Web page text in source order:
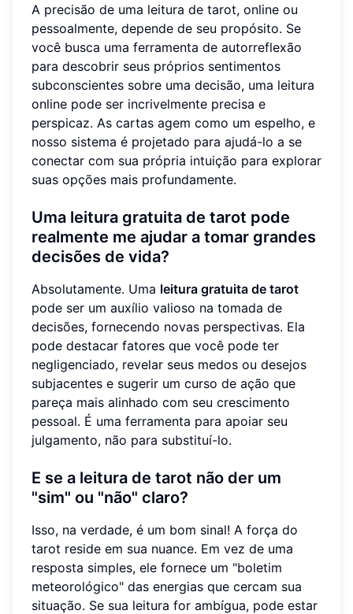
A precisão de uma leitura de tarot, online ou
pessoalmente, depende de seu propósito. Se
você busca uma ferramenta de autorreflexão
para descobrir seus próprios sentimentos
subconscientes sobre uma decisão, uma leitura
online pode ser incrivelmente precisa e
perspicaz. As cartas agem como um espelho, e
nosso sistema é projetado para ajudá-lo a se
conectar com sua própria intuição para explorar
suas opções mais profundamente.
Uma leitura gratuita de tarot pode
realmente me ajudar a tomar grandes
decisões de vida?
Absolutamente. Uma leitura gratuita de tarot
pode ser um auxílio valioso na tomada de
decisões, fornecendo novas perspectivas. Ela
pode destacar fatores que você pode ter
negligenciado, revelar seus medos ou desejos
subjacentes e sugerir um curso de ação que
pareça mais alinhado com seu crescimento
pessoal. É uma ferramenta para apoiar seu
julgamento, não para substituí-lo.
E se a leitura de tarot não der um
"sim" ou "não" claro?
Isso, na verdade, é um bom sinal! A força do
tarot reside em sua nuance. Em vez de uma
resposta simples, ele fornece um "boletim
meteorológico" das energias que cercam sua
situação. Se sua leitura for ambígua, pode estar